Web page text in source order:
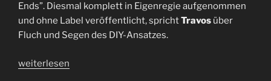
Ends”. Diesmal komplett in Eigenregie aufgenommen
und ohne Label veröffentlicht, sprichtTravos über
Fluch und Segen des DIY-Ansatzes.
„Interview
weiterlesen